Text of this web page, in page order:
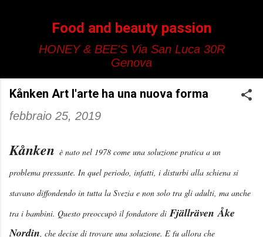
Food and beauty passion
HONEY & BEE'S Via San Luca 30R
Genova
Kånken Art l'arte ha una nuova forma
febbraio 25, 2019
Kånken è nato nel 1978 come una soluzione pratica a un
problema pressante. In quel periodo, infatti, i disturbi alla schiena si
stavano diffondendo in tutta la Svezia e non solo tra gli adulti, ma anche
tra i bambini. Questo preoccupò il fondatore diFjällräven Åke
Nordin, che decise di trovare una soluzione. E fu allora che